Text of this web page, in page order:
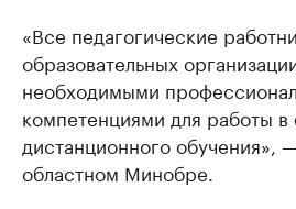
«Все педагогические
образовательных
необходимыми
компетенциями для работы
дистанционного обучения»,
областном Минобре.